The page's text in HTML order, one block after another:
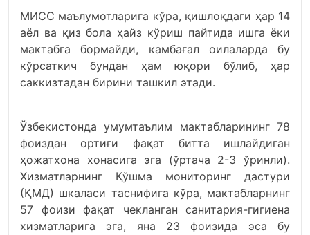
МИCС маълумотларига кўра, қишлоқдаги ҳар 14
аёл ва қиз бола ҳайз кўриш пайтида ишга ёки
мактабга бормайди, камбағал оилаларда бу
кўрсаткич бундан ҳам юқори бўлиб, ҳар
саккизтадан бирини ташкил этади.
Ўзбекистонда умумтаълим мактабларининг 78
фоиздан ортиғи фақат битта ишлайдиган
ҳожатхона хонасига эга (ўртача 2-3 ўринли).
Хизматларнинг Қўшма мониторинг дастури
(ҚМД) шкаласи таснифига кўра, мактабларнинг
57 фоизи фақат чекланган санитария-гигиена
хизматларига эга, яна 23 фоизида эса бу